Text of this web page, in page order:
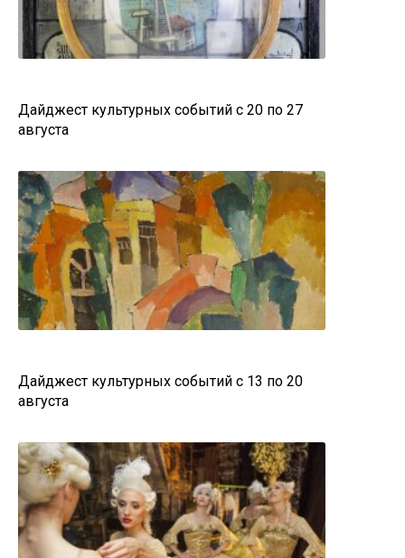
Дайджест культурных событий с 20 по 27
августа
Дайджест культурных событий с 13 по 20
августа